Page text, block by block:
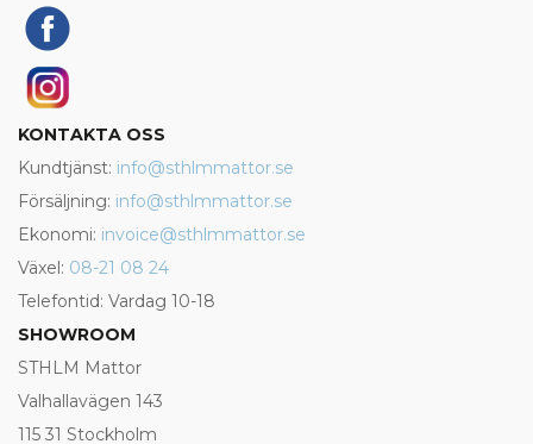
KONTAKTA OSS
Kundtjänst: info@sthlmmattor.se
Försäljning: info@sthlmmattor.se
Ekonomi: invoice@sthlmmattor.se
Växel: 08-21 08 24
Telefontid: Vardag 10-18
SHOWROOM
STHLM Mattor
Valhallavägen 143
115 31 Stockholm